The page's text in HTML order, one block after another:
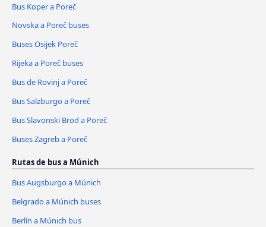
Bus Koper a Poreč
Novska a Poreč buses
Buses Osijek Poreč
Rijeka a Poreč buses
Bus de Rovinj a Poreč
Bus Salzburgo a Poreč
Bus Slavonski Brod a Poreč
Buses Zagreb a Poreč
Rutas de bus a Múnich
Bus Augsburgo a Múnich
Belgrado a Múnich buses
Berlín a Múnich bus